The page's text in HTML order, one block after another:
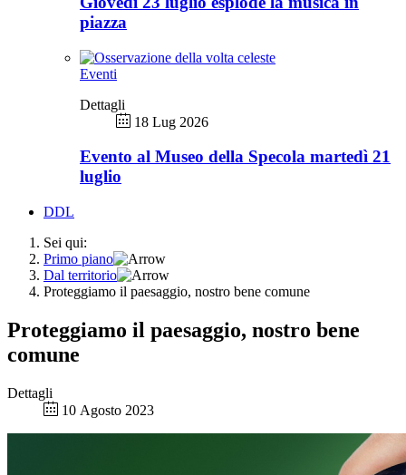
piazza
Eventi
Dettagli
18 Lug 2026
Evento al Museo della Specola martedì 21
luglio
DDL
Sei qui:
Primo piano
Dal territorio
Proteggiamo il paesaggio, nostro bene comune
Proteggiamo il paesaggio, nostro bene
comune
Dettagli
10 Agosto 2023